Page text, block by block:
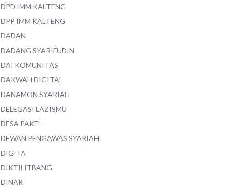
DPD IMM KALTENG
DPP IMM KALTENG
DADAN
DADANG SYARIFUDIN
DAI KOMUNITAS
DAKWAH DIGITAL
DANAMON SYARIAH
DELEGASI LAZISMU
DESA PAKEL
DEWAN PENGAWAS SYARIAH
DIGITA
DIKTILITBANG
DINAR